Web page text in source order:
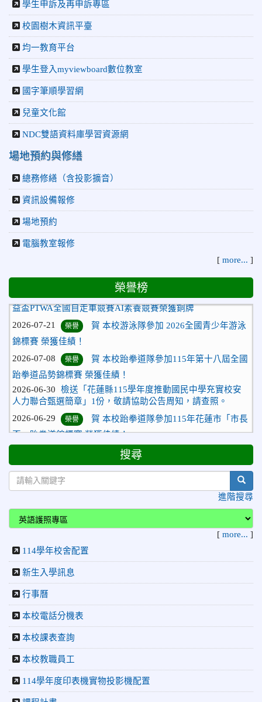
學生申訴及再申訴專區
校園樹木資訊平臺
均一教育平台
學生登入myviewboard數位教室
國字筆順學習網
兒童文化館
NDC雙語資料庫學習資源網
場地預約與修繕
總務修繕（含投影擴音）
資訊設備報修
場地預約
電腦教室報修
[ more... ]
榮譽榜
115年度花蓮縣第七屆太平洋盃X華紙公
益盃PTWA全國自走車競賽AI素養競賽榮獲銅牌
榮譽
錦標賽 榮獲佳績！
榮譽
跆拳道品勢錦標賽 榮獲佳績！
2026-06-30 檢送「花蓮縣115學年度推動國民中學充實校安
人力聯合甄選簡章」1份，敬請協助公告周知，請查照。
榮譽
盃」跆拳道錦標賽 榮獲佳績！
2026-06-16
榮譽
賀 本校跆拳道隊參加115年第三十三屆全
國少年跆拳道錦標賽 榮獲佳績！
2026-06-10
賽」，成績優異
2026-06-09
榮譽
賀 本校籃球隊參加 2026花蓮縣第46屆假
日盃籃球賽 榮獲季軍！
2026-06-09
榮譽
齡游泳錦標賽榮獲佳績！
2026-06-02
榮譽
長盃」跆拳道錦標賽暨全國少年盃花蓮縣代表隊選拔賽 榮獲
佳績！
2026-05-03
Show and Tell榮獲佳績
2026-04-30 國稅局「114年度綜合所得稅結算申報」宣導內
容
2026-04-27
榮譽
賀 本校籃球隊參加115年花蓮縣縣長盃籃
球錦標賽 榮獲亞軍！
搜尋
進階搜尋
[ more... ]
114學年校舍配置
新生入學訊息
行事曆
本校電話分機表
本校課表查詢
本校教職員工
114學年度印表機實物投影機配置